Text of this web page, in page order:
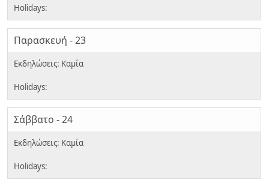
Παρασκευή - 23
Σάββατο - 24